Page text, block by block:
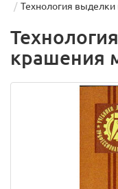
Технология
крашения